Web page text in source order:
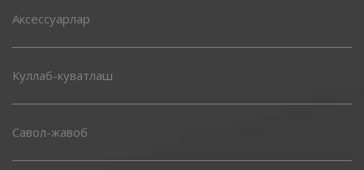
Аксессуарлар
Куллаб-куватлаш
Савол-жавоб